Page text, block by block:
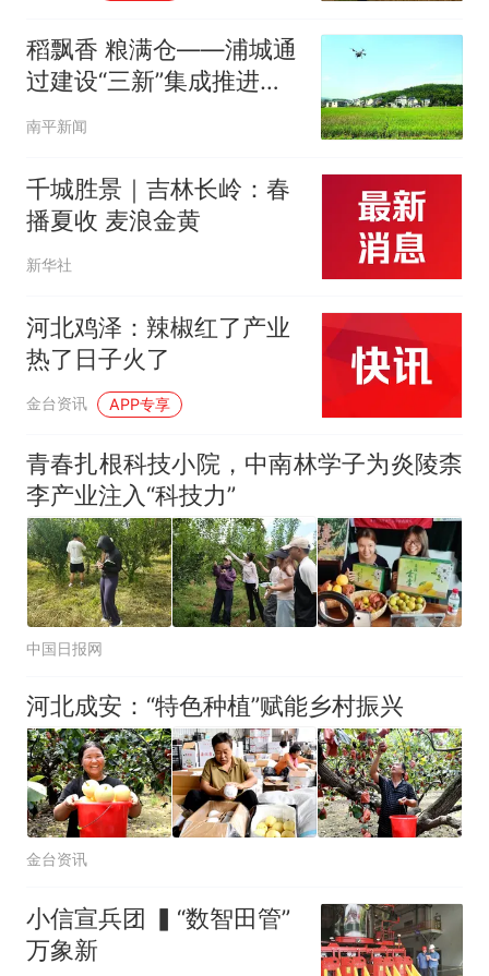
稻飘香 粮满仓——浦城通
过建设“三新”集成推进县
走出科学施肥增效新路径
南平新闻
千城胜景｜吉林长岭：春
播夏收 麦浪金黄
新华社
河北鸡泽：辣椒红了产业
热了日子火了
金台资讯 APP专享
青春扎根科技小院，中南林学子为炎陵柰
李产业注入“科技力”
中国日报网
河北成安：“特色种植”赋能乡村振兴
金台资讯
小信宣兵团 ▍“数智田管”
万象新